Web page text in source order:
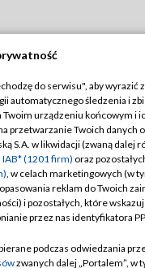
TVP
TVP
Cyfrowa
Regulamin TVP
Polityka prywatności
Moje zgody
Pomoc
Kontakt
do serwisu", aby wyrazić
automatycznego śledzenia i
Twoim urządzeniu końcowym i
przetwarzanie Twoich danych
S.A. w likwidacji (zwaną dalej
(1201 firm) oraz
, w celach marketingowych (w
reklam do Twoich
i pozostałych, które
przez nas identyfikatora
podczas odwiedzania
zwanych dalej „Portalem”, w